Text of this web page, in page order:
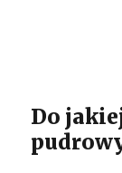
Do